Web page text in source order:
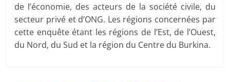
de l’économie, des acteurs de la société civile, du
secteur privé et d’ONG. Les régions concernées par
cette enquête étant les régions de l’Est, de l’Ouest,
du Nord, du Sud et la région du Centre du Burkina.